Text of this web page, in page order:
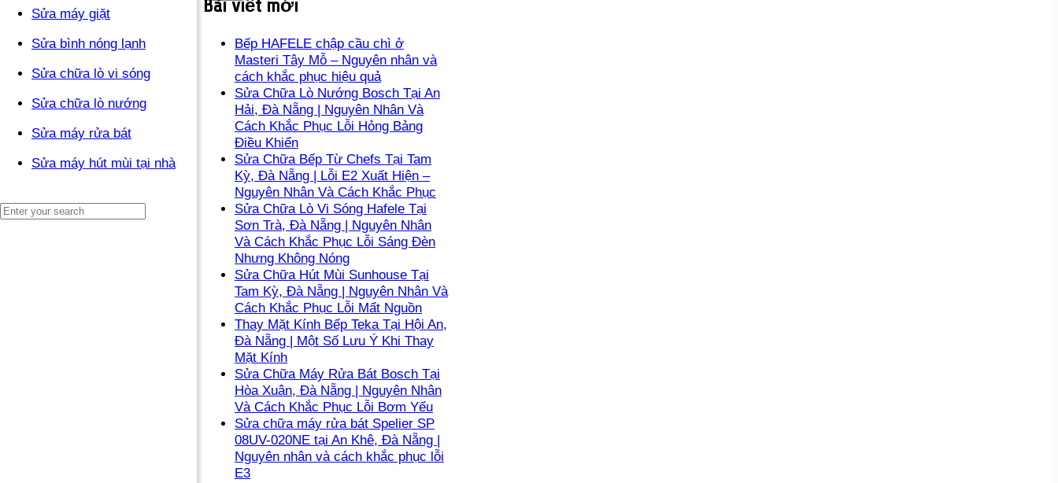
Sửa máy giặt
Sửa bình nóng lạnh
Sửa chữa lò vi sóng
Sửa chữa lò nướng
Sửa máy rửa bát
Sửa máy hút mùi tại nhà
Bài viết mới
Bếp HAFELE chập cầu chì ở
Masteri Tây Mỗ – Nguyên nhân và
cách khắc phục hiệu quả
Sửa Chữa Lò Nướng Bosch Tại An
Hải, Đà Nẵng | Nguyên Nhân Và
Cách Khắc Phục Lỗi Hỏng Bảng
Điều Khiển
Sửa Chữa Bếp Từ Chefs Tại Tam
Kỳ, Đà Nẵng | Lỗi E2 Xuất Hiện –
Nguyên Nhân Và Cách Khắc Phục
Sửa Chữa Lò Vi Sóng Hafele Tại
Sơn Trà, Đà Nẵng | Nguyên Nhân
Và Cách Khắc Phục Lỗi Sáng Đèn
Nhưng Không Nóng
Sửa Chữa Hút Mùi Sunhouse Tại
Tam Kỳ, Đà Nẵng | Nguyên Nhân Và
Cách Khắc Phục Lỗi Mất Nguồn
Thay Mặt Kính Bếp Teka Tại Hội An,
Đà Nẵng | Một Số Lưu Ý Khi Thay
Mặt Kính
Sửa Chữa Máy Rửa Bát Bosch Tại
Hòa Xuân, Đà Nẵng | Nguyên Nhân
Và Cách Khắc Phục Lỗi Bơm Yếu
Sửa chữa máy rửa bát Spelier SP
08UV-020NE tại An Khê, Đà Nẵng |
Nguyên nhân và cách khắc phục lỗi
E3